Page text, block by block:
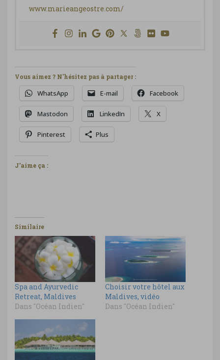
www.marieangeostre.com/
Vous aimez ? N'hésitez pas à partager :
WhatsApp E-mail Facebook
Mastodon LinkedIn X
Pinterest Plus
J’aime ça :
Similaire
Spa and Ayurvedic
Retreat, Maldives
Dans "Océan Indien"
Choisir votre hôtel aux
Maldives, vidéo
Dans "Océan Indien"